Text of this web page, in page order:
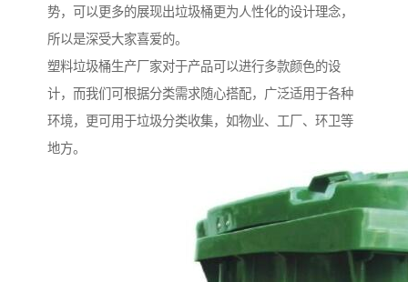
势，可以更多的展现出垃圾桶更为人性化的设计理念，
所以是深受大家喜爱的。
塑料垃圾桶生产厂家对于产品可以进行多款颜色的设
计，而我们可根据分类需求随心搭配，广泛适用于各种
环境，更可用于垃圾分类收集，如物业、工厂、环卫等
地方。